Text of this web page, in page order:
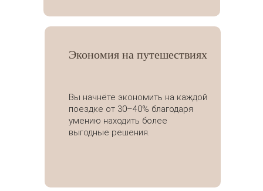
Экономия на путешествиях
Вы начнёте экономить на каждой
поездке от 30–40% благодаря
умению находить более
выгодные решения.